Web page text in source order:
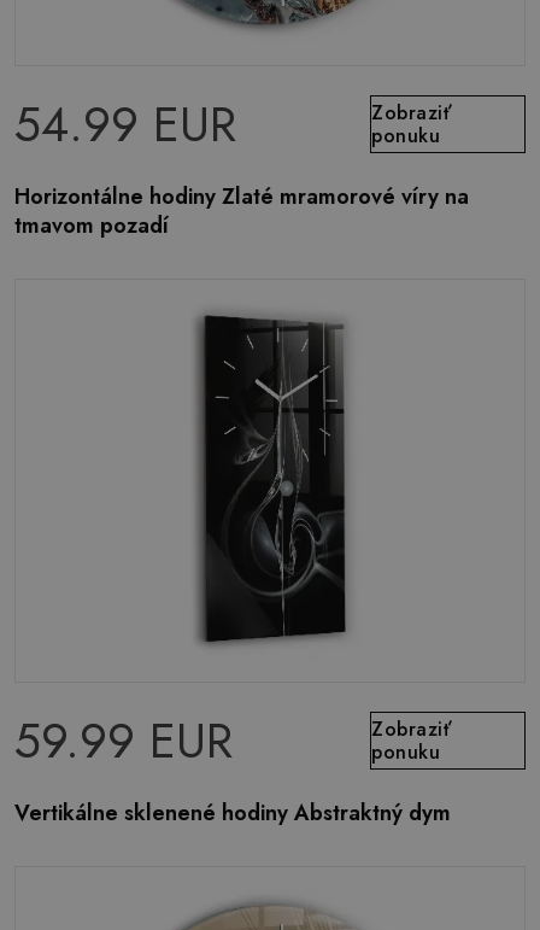
54.99 EUR
Zobraziť
ponuku
Horizontálne hodiny Zlaté mramorové víry na
tmavom pozadí
59.99 EUR
Zobraziť
ponuku
Vertikálne sklenené hodiny Abstraktný dym